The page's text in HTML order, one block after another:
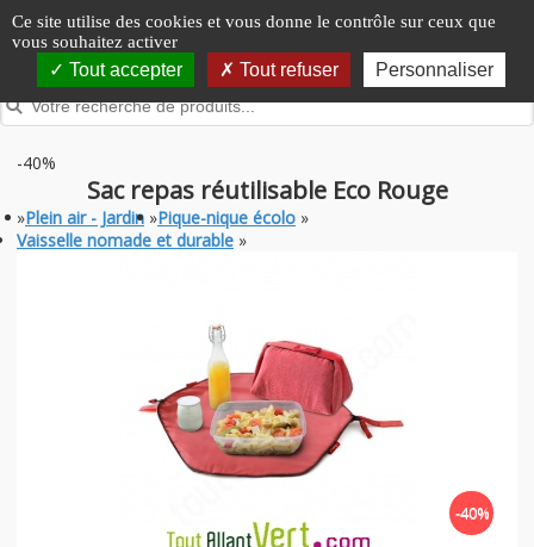
Panneau de gestion des cookies
Ce site utilise des cookies et vous donne le contrôle sur ceux que
vous souhaitez activer
Tout accepter Tout refuser Personnaliser
-40%
Sac repas réutilisable Eco Rouge
»Plein air - Jardin »Pique-nique écolo »
Vaisselle nomade et durable »
-40%